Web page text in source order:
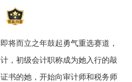
将而立之年鼓起勇气重选赛道，
，初级会计职称成为她入行的敲
书的她，开始向审计师和税务师